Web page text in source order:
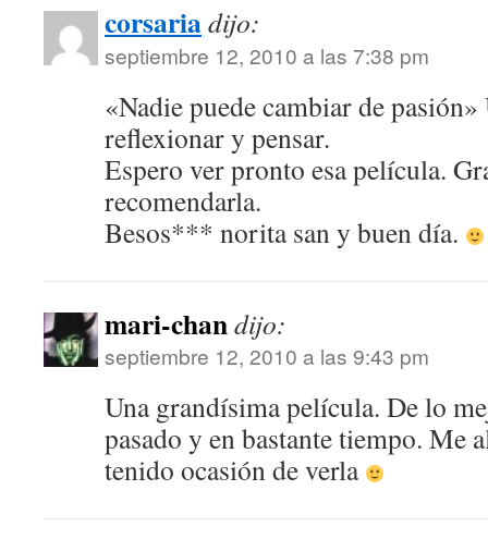
corsariadijo:
septiembre 12, 2010 a las 7:38 pm
«Nadie puede cambiar de pasión»
reflexionar y pensar.
Espero ver pronto esa película.
recomendarla.
Besos*** norita san y buen día.
mari-chandijo:
septiembre 12, 2010 a las 9:43 pm
Una grandísima película. De lo
pasado y en bastante tiempo. Me
tenido ocasión de verla